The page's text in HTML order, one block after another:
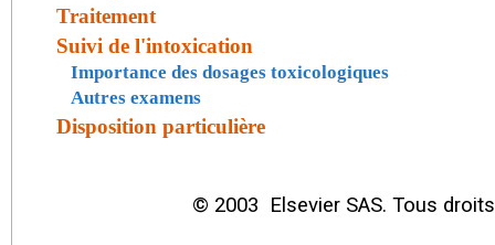
Traitement
Suivi de l'intoxication
Importance des dosages toxicologiques
Autres examens
Disposition particulière
© 2003 Elsevier SAS. Tous